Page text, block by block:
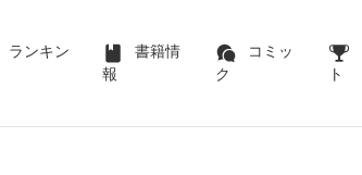
ランキン
書籍情
報
コミッ
ク
ト